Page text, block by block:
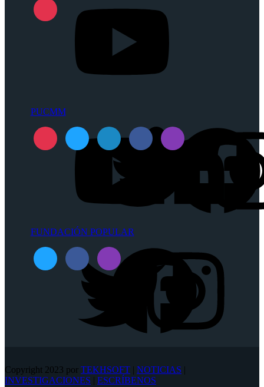
PUCMM
FUNDACIÓN POPULAR
Copyright 2023 por TEKHSOFT | NOTICIAS |
INVESTIGACIONES | ESCRÍBENOS